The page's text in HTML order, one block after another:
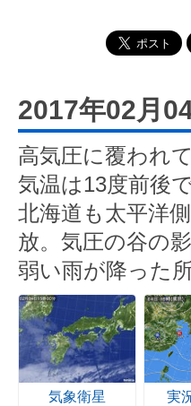
2017年02月
高気圧に覆われ
気温は13度前後
北海道も太平洋
放。気圧の谷の
弱い雨が降った所
気象衛星 実